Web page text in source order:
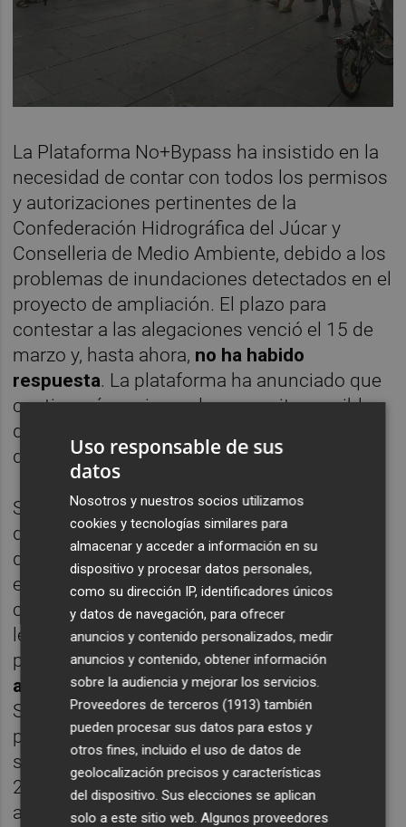
La Plataforma No+Bypass ha insistido en la
necesidad de contar con todos los permisos
y autorizaciones pertinentes de la
Confederación Hidrográfica del Júcar y
Conselleria de Medio Ambiente, debido a los
problemas de inundaciones detectados en el
proyecto de ampliación. El plazo para
contestar a las alegaciones venció el 15 de
marzo y, hasta ahora, no ha habido
respuesta. La plataforma ha anunciado que
continuará presionando para evitar posibles
daños en las zonas agrícolas y residenciales
de l’Horta Nord.
Según la plataforma, estas acciones
demuestran la “precipitación del Ministerio
de Transportes en dar inicio a las obras de
este proyecto de duplicación del Bypass sin
contar con las debidas autorizaciones
legales pertinentes, tal como ha denunciado
por vía derecurso contencioso-
administrativoque sigue en el Tribunal
Superior de Justicia de Madrid, todavía
pendiente de sentencia. El recurso versa
sobre la caducidad de la DIA , en fecha de
2018, y el incio de las obras sin las
autorizaciones legales pertinentes.
Uso responsable de sus
datos
Nosotros y nuestros socios utilizamos
cookies y tecnologías similares para
almacenar y acceder a información en su
dispositivo y procesar datos personales,
como su dirección IP, identificadores únicos
y datos de navegación, para ofrecer
anuncios y contenido personalizados, medir
anuncios y contenido, obtener información
sobre la audiencia y mejorar los servicios.
Proveedores de terceros (1913) también
pueden procesar sus datos para estos y
otros fines, incluido el uso de datos de
geolocalización precisos y características
del dispositivo. Sus elecciones se aplican
solo a este sitio web. Algunos proveedores